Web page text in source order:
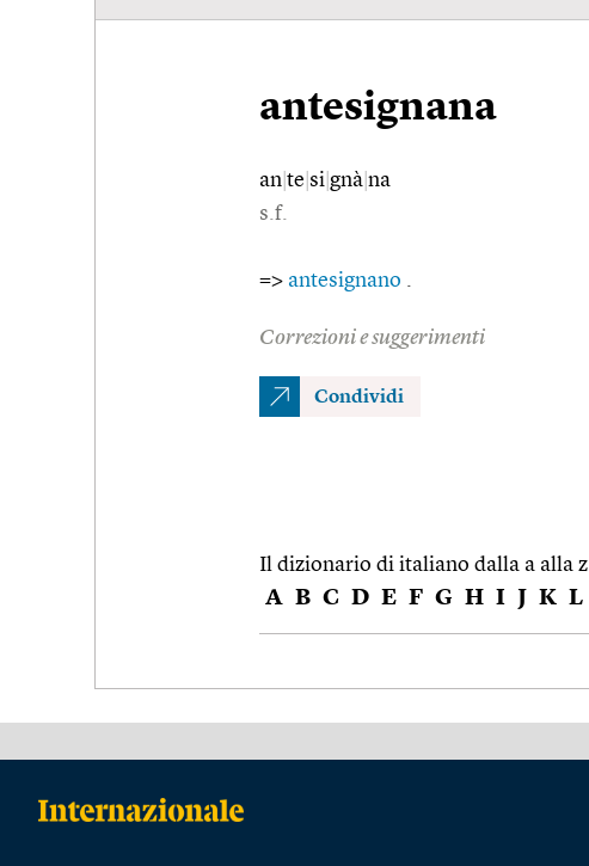
antesignana
an te si gnà na
s.f.
=> antesignano .
Correzioni e suggerimenti
Condividi
Il dizionario di italiano dalla a alla z
A B C D E F G H I J K L